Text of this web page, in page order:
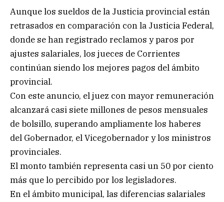
Aunque los sueldos de la Justicia provincial están
retrasados en comparación con la Justicia Federal,
donde se han registrado reclamos y paros por
ajustes salariales, los jueces de Corrientes
continúan siendo los mejores pagos del ámbito
provincial.
Con este anuncio, el juez con mayor remuneración
alcanzará casi siete millones de pesos mensuales
de bolsillo, superando ampliamente los haberes
del Gobernador, el Vicegobernador y los ministros
provinciales.
El monto también representa casi un 50 por ciento
más que lo percibido por los legisladores.
En el ámbito municipal, las diferencias salariales